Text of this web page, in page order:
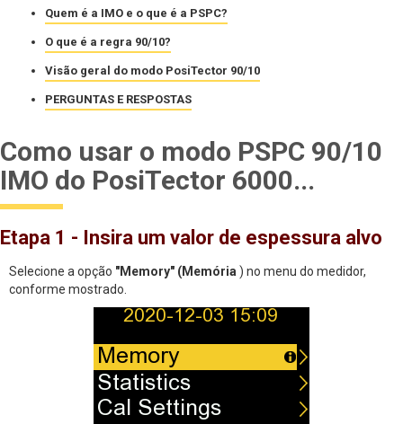
Quem é a IMO e o que é a PSPC?
O que é a regra 90/10?
Visão geral do modo PosiTector 90/10
PERGUNTAS E RESPOSTAS
Como usar o modo PSPC 90/10
IMO do PosiTector 6000...
Etapa 1 - Insira um valor de espessura alvo
Selecione a opção "Memory" (Memória ) no menu do medidor,
conforme mostrado.